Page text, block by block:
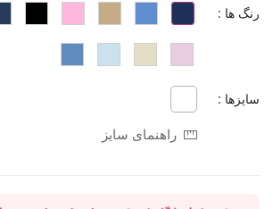
رنگ ها :
سایزها :
راهنمای سایز